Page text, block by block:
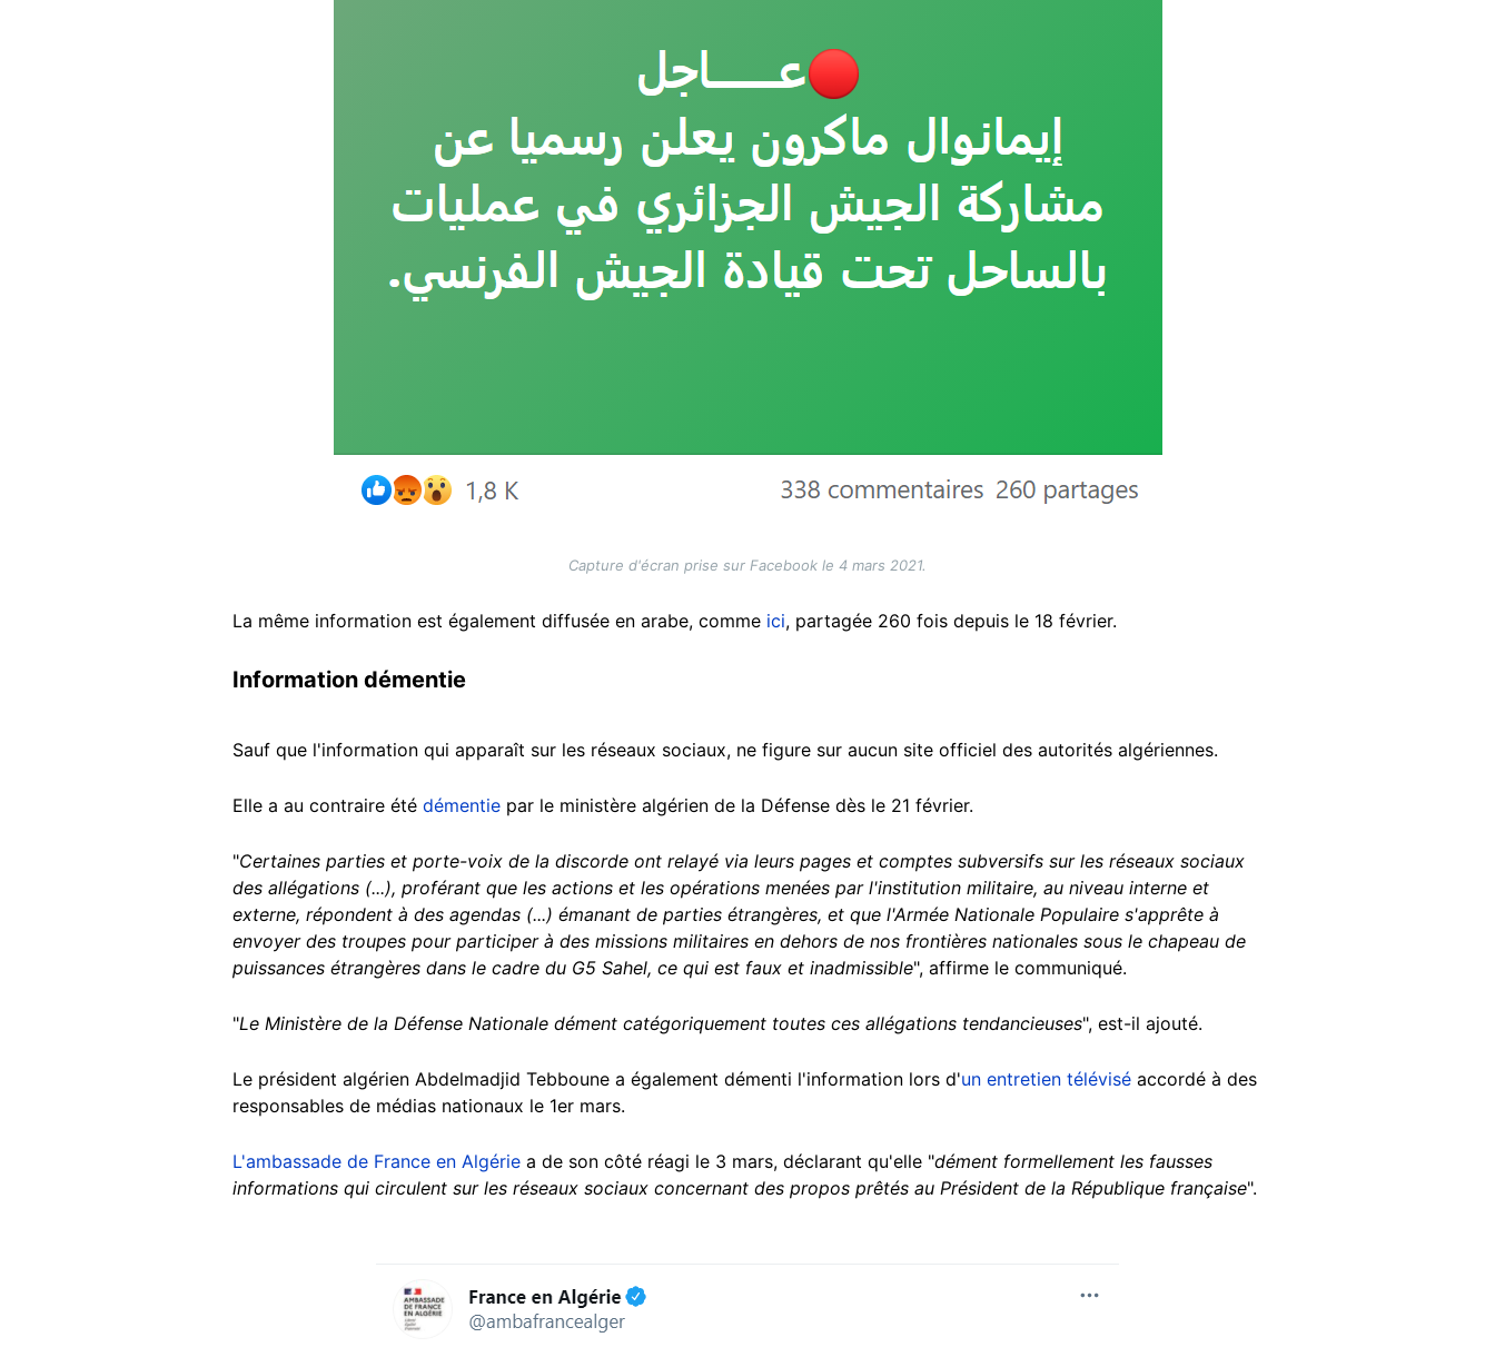
Capture d'écran prise sur Facebook le 4 mars 2021.
La même information est également diffusée en arabe, comme ici, partagée 260 fois depuis le 18 février.
Information démentie
Sauf que l'information qui apparaît sur les réseaux sociaux, ne figure sur aucun site officiel des autorités algériennes.
Elle a au contraire été démentie par le ministère algérien de la Défense dès le 21 février.
"Certaines parties et porte-voix de la discorde ont relayé via leurs pages et comptes subversifs sur les réseaux sociaux
des allégations (...), proférant que les actions et les opérations menées par l'institution militaire, au niveau interne et
externe, répondent à des agendas (...) émanant de parties étrangères, et que l'Armée Nationale Populaire s'apprête à
envoyer des troupes pour participer à des missions militaires en dehors de nos frontières nationales sous le chapeau de
puissances étrangères dans le cadre du G5 Sahel, ce qui est faux et inadmissible", affirme le communiqué.
"Le Ministère de la Défense Nationale dément catégoriquement toutes ces allégations tendancieuses", est-il ajouté.
Le président algérien Abdelmadjid Tebboune a également démenti l'information lors d'un entretien télévisé accordé à des
responsables de médias nationaux le 1er mars.
L'ambassade de France en Algérie a de son côté réagi le 3 mars, déclarant qu'elle "dément formellement les fausses
informations qui circulent sur les réseaux sociaux concernant des propos prêtés au Président de la République française".